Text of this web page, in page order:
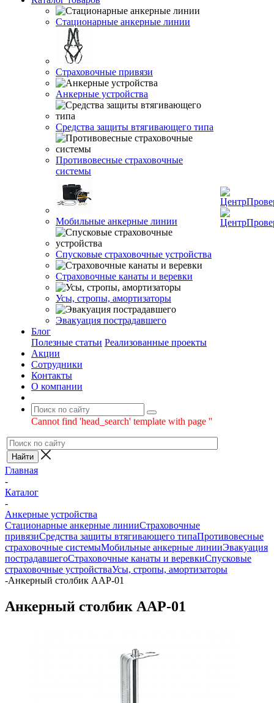
Стационарные анкерные линии
Страховочные привязи
Анкерные устройства
Средства защиты втягивающего типа
Противовесные страховочные
системы
Мобильные анкерные линии
Спусковые страховочные устройства
Страховочные канаты и веревки
Усы, стропы, амортизаторы
Эвакуация пострадавшего
Блог
Полезные статьи Реализованные проекты
Акции
Сотрудники
Контакты
О компании
Cannot find 'head_search' template with page ''
Главная
-
Каталог
-
Анкерные устройства
Стационарные анкерные линииСтраховочные
привязиСредства защиты втягивающего типаПротивовесные
страховочные системыМобильные анкерные линииЭвакуация
пострадавшегоСтраховочные канаты и веревкиСпусковые
страховочные устройстваУсы, стропы, амортизаторы
-Анкерный столбик AAP-01
Анкерный столбик AAP-01